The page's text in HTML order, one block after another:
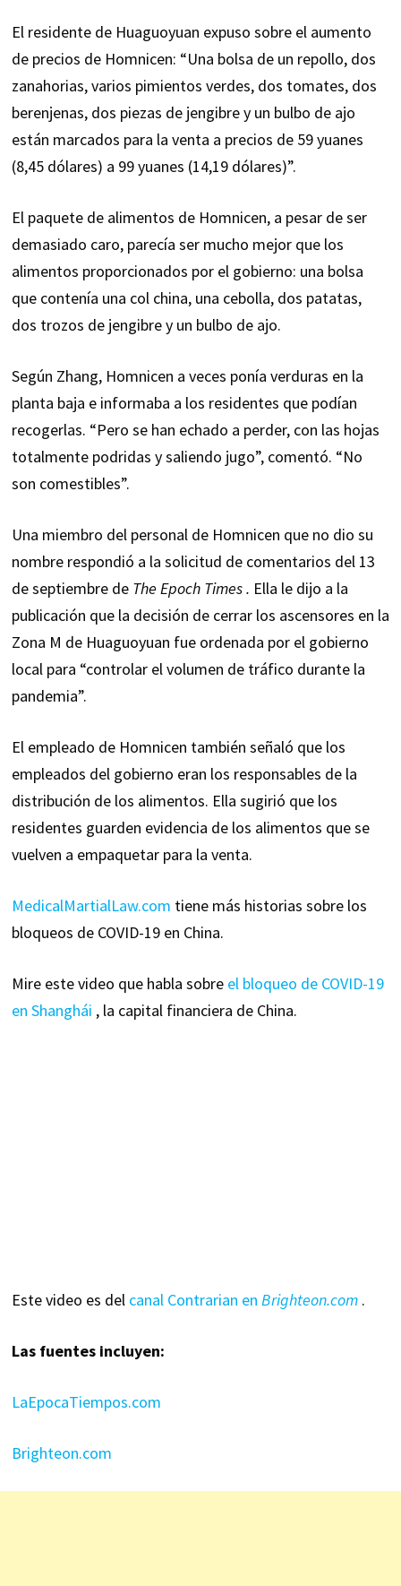
El residente de Huaguoyuan expuso sobre el aumento
de precios de Homnicen: “Una bolsa de un repollo, dos
zanahorias, varios pimientos verdes, dos tomates, dos
berenjenas, dos piezas de jengibre y un bulbo de ajo
están marcados para la venta a precios de 59 yuanes
(8,45 dólares) a 99 yuanes (14,19 dólares)”.
El paquete de alimentos de Homnicen, a pesar de ser
demasiado caro, parecía ser mucho mejor que los
alimentos proporcionados por el gobierno: una bolsa
que contenía una col china, una cebolla, dos patatas,
dos trozos de jengibre y un bulbo de ajo.
Según Zhang, Homnicen a veces ponía verduras en la
planta baja e informaba a los residentes que podían
recogerlas. “Pero se han echado a perder, con las hojas
totalmente podridas y saliendo jugo”, comentó. “No
son comestibles”.
Una miembro del personal de Homnicen que no dio su
nombre respondió a la solicitud de comentarios del 13
de septiembre de The Epoch Times . Ella le dijo a la
publicación que la decisión de cerrar los ascensores en la
Zona M de Huaguoyuan fue ordenada por el gobierno
local para “controlar el volumen de tráfico durante la
pandemia”.
El empleado de Homnicen también señaló que los
empleados del gobierno eran los responsables de la
distribución de los alimentos. Ella sugirió que los
residentes guarden evidencia de los alimentos que se
vuelven a empaquetar para la venta.
MedicalMartialLaw.com tiene más historias sobre los
bloqueos de COVID-19 en China.
Mire este video que habla sobre el bloqueo de COVID-19
en Shanghái , la capital financiera de China.
Este video es del canal Contrarian en Brighteon.com.
Las fuentes incluyen:
LaEpocaTiempos.com
Brighteon.com